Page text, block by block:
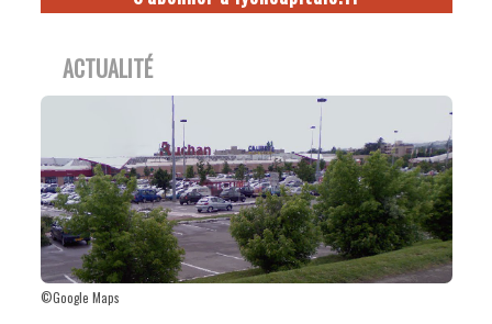
ACTUALITÉ
©Google Maps